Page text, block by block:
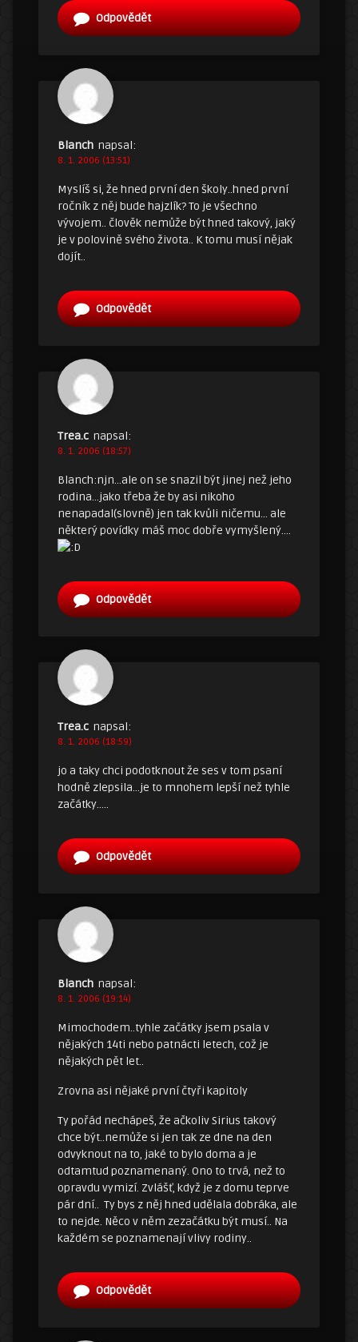
Odpovědět
Blanch napsal:
8. 1. 2006 (13:51)
Myslíš si, že hned první den školy..hned první
ročník z něj bude hajzlík? To je všechno
vývojem.. člověk nemůže být hned takový, jaký
je v polovině svého života.. K tomu musí nějak
dojít..
Odpovědět
Trea.c napsal:
8. 1. 2006 (18:57)
Blanch:njn…ale on se snazil být jinej než jeho
rodina…jako třeba že by asi nikoho
nenapadal(slovně) jen tak kvůli ničemu… ale
některý povídky máš moc dobře vymyšlený….
Odpovědět
Trea.c napsal:
8. 1. 2006 (18:59)
jo a taky chci podotknout že ses v tom psaní
hodně zlepsila…je to mnohem lepší než tyhle
začátky…..
Odpovědět
Blanch napsal:
8. 1. 2006 (19:14)
Mimochodem..tyhle začátky jsem psala v
nějakých 14ti nebo patnácti letech, což je
nějakých pět let..
Zrovna asi nějaké první čtyři kapitoly
Ty pořád nechápeš, že ačkoliv Sirius takový
chce být..nemůže si jen tak ze dne na den
odvyknout na to, jaké to bylo doma a je
odtamtud poznamenaný. Ono to trvá, než to
opravdu vymizí. Zvlášť, když je z domu teprve
pár dní.. Ty bys z něj hned udělala dobráka, ale
to nejde. Něco v něm zezačátku být musí.. Na
každém se poznamenají vlivy rodiny..
Odpovědět